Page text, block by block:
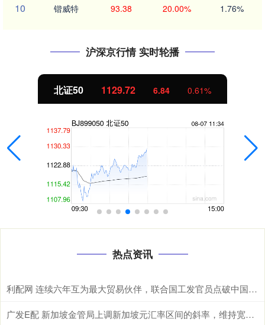
10 锴威特 93.38 20.00% 1.76%
沪深京行情 实时轮播
北证50 1129.72 6.84 0.61%
热点资讯
利配网 连续六年互为最大贸易伙伴，联合国工发官员点破中国东盟合作密码 据新华
广发E配 新加坡金管局上调新加坡元汇率区间的斜率，维持宽度和中点不变